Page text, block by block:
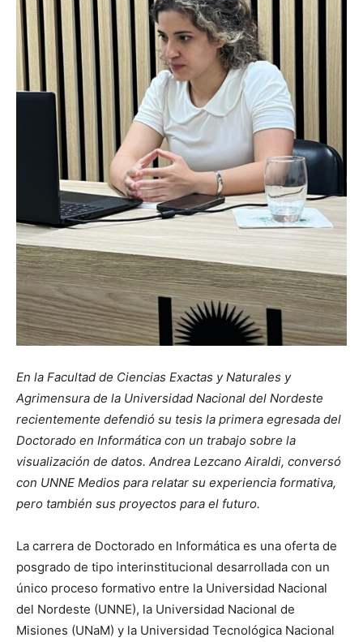
En la Facultad de Ciencias Exactas y Naturales y
Agrimensura de la Universidad Nacional del Nordeste
recientemente defendió su tesis la primera egresada del
Doctorado en Informática con un trabajo sobre la
visualización de datos. Andrea Lezcano Airaldi, conversó
con UNNE Medios para relatar su experiencia formativa,
pero también sus proyectos para el futuro.
La carrera de Doctorado en Informática es una oferta de
posgrado de tipo interinstitucional desarrollada con un
único proceso formativo entre la Universidad Nacional
del Nordeste (UNNE), la Universidad Nacional de
Misiones (UNaM) y la Universidad Tecnológica Nacional